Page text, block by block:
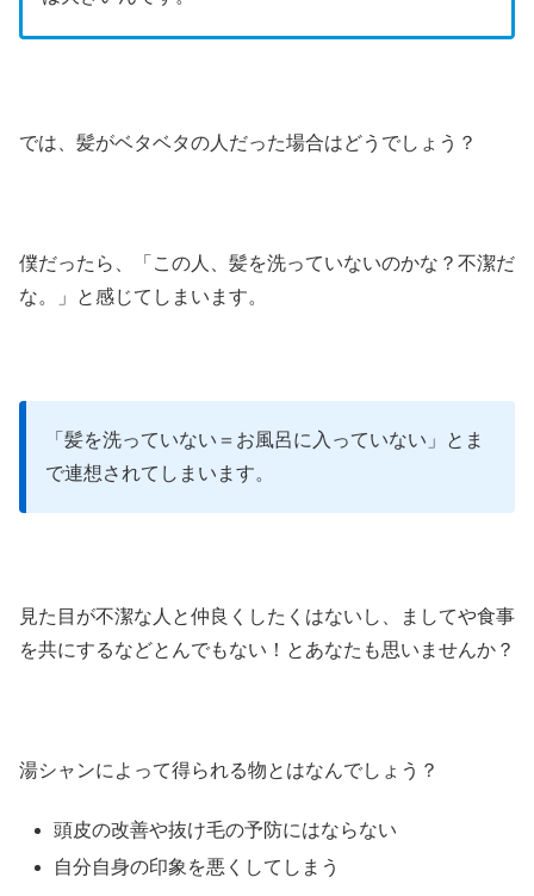
では、髪がベタベタの人だった場合はどうでしょう？
僕だったら、「この人、髪を洗っていないのかな？不潔だ
な。」と感じてしまいます。
「髪を洗っていない＝お風呂に入っていない」とま
で連想されてしまいます。
見た目が不潔な人と仲良くしたくはないし、ましてや食事
を共にするなどとんでもない！とあなたも思いませんか？
湯シャンによって得られる物とはなんでしょう？
頭皮の改善や抜け毛の予防にはならない
自分自身の印象を悪くしてしまう